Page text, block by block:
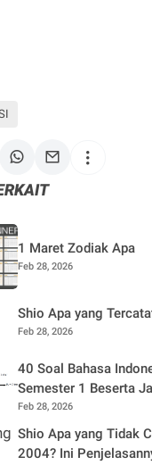
1 Maret Zodiak Apa
Feb 28, 2026
Shio Apa yang
Feb 28, 2026
40 Soal Bahasa
Semester 1 Beserta
Terlengkap
Feb 28, 2026
Shio Apa yang Tidak
2004? Ini